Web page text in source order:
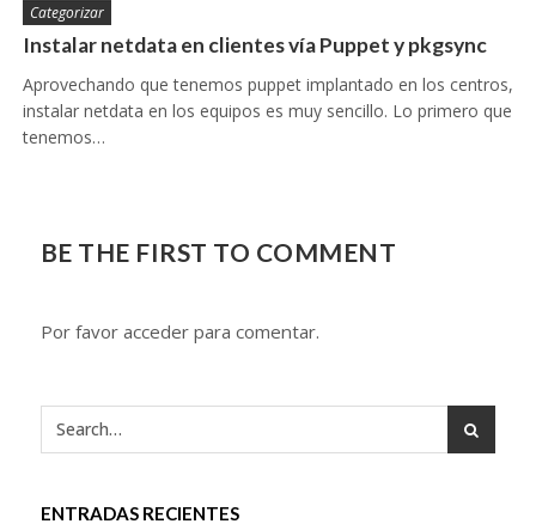
Categorizar
Instalar netdata en clientes vía Puppet y pkgsync
Aprovechando que tenemos puppet implantado en los centros,
instalar netdata en los equipos es muy sencillo. Lo primero que
tenemos…
BE THE FIRST TO COMMENT
Por favor acceder para comentar.
ENTRADAS RECIENTES